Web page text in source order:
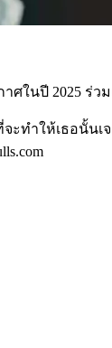
ในปี 2025 ร่
ทำให้เธอนั้